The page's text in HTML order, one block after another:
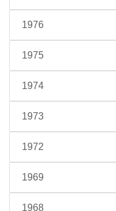
1976
1975
1974
1973
1972
1969
1968